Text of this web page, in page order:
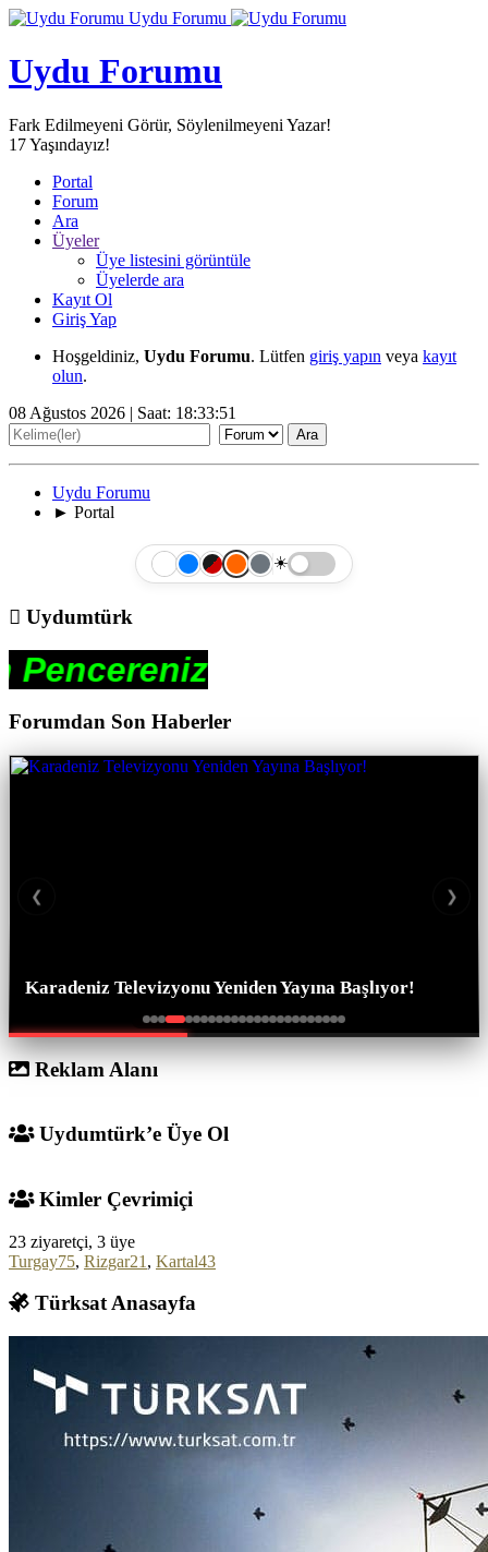
Uydu Forumu
Uydu Forumu
Fark Edilmeyeni Görür, Söylenilmeyeni Yazar!
17Yaşındayız!
Portal
Forum
Ara
Üyeler
Üye listesini görüntüle
Üyelerde ara
Kayıt Ol
Giriş Yap
Hoşgeldiniz, Uydu Forumu. Lütfen giriş yapın veya kayıt
olun.
08 Ağustos 2026 | Saat: 18:33:53
Uydu Forumu
► Portal
☀️
Uydumtürk
Forumdan Son Haberler
❮ ❯
Karadeniz Televizyonu Yeniden Yayına Başlıyor!
Reklam Alanı
Uydumtürk’e Üye Ol
Kimler Çevrimiçi
23 ziyaretçi, 3 üye
Turgay75, Rizgar21 , Kartal43
Türksat Anasayfa